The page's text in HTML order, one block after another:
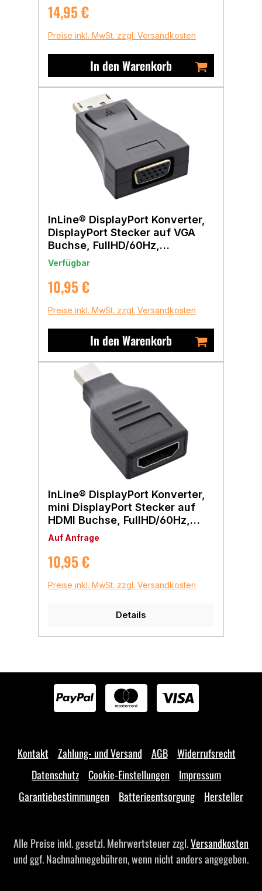
Regulärer Preis:
14,95 €
Preise inkl. MwSt. zzgl. Versandkosten
In den Warenkorb
InLine® DisplayPort Konverter,
DisplayPort Stecker auf VGA
Buchse, FullHD/60Hz,
schwarz/gold
Verfügbar
Regulärer Preis:
10,95 €
Preise inkl. MwSt. zzgl. Versandkosten
In den Warenkorb
InLine® DisplayPort Konverter,
mini DisplayPort Stecker auf
HDMI Buchse, FullHD/60Hz,
schwarz
Auf Anfrage
Regulärer Preis:
10,95 €
Preise inkl. MwSt. zzgl. Versandkosten
Details
Kontakt Zahlung- und Versand AGB
Widerrufsrecht
Datenschutz
Cookie-Einstellungen
Impressum
Garantiebestimmungen
Batterieentsorgung Hersteller
Alle Preise inkl. gesetzl. Mehrwertsteuer zzgl.Versandkosten
und ggf. Nachnahmegebühren, wenn nicht anders angegeben.